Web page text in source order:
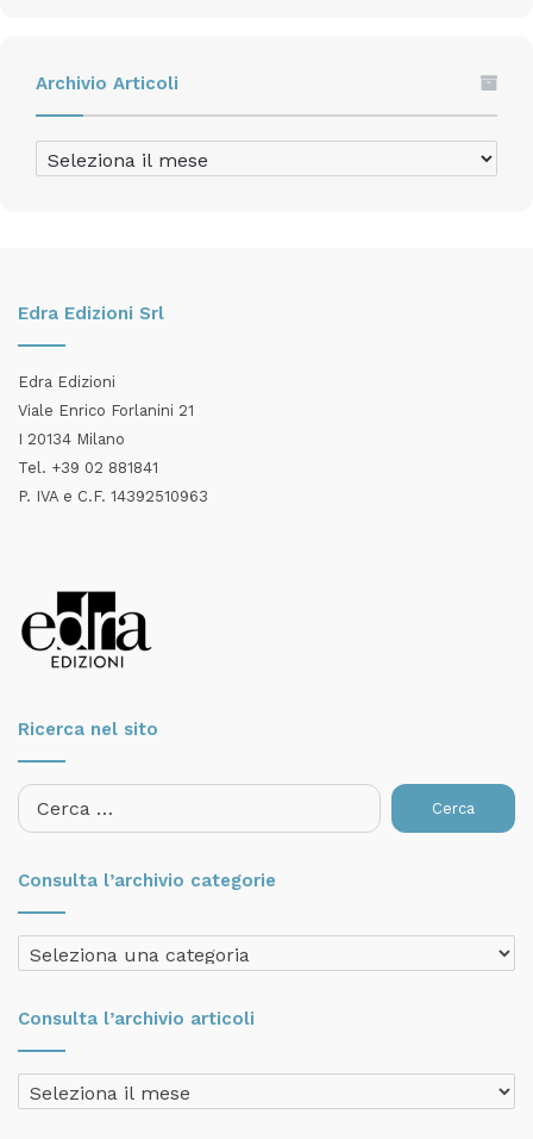
Archivio Articoli
Archivio
Articoli
Edra Edizioni Srl
Edra Edizioni
Viale Enrico Forlanini 21
I 20134 Milano
Tel. +39 02 881841
P. IVA e C.F. 14392510963
Ricerca nel sito
Ricerca
per:
Consulta l’archivio categorie
Consulta
l’archivio
Consulta l’archivio articoli
Consulta
l’archivio